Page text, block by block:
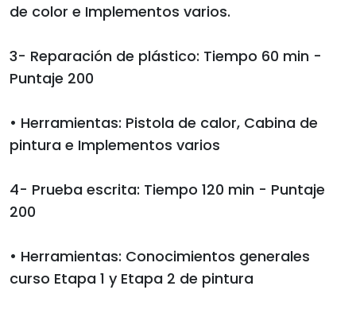
de color e Implementos varios.
3- Reparación de plástico: Tiempo 60 min -
Puntaje 200
• Herramientas: Pistola de calor, Cabina de
pintura e Implementos varios
4- Prueba escrita: Tiempo 120 min - Puntaje
200
• Herramientas: Conocimientos generales
curso Etapa 1 y Etapa 2 de pintura